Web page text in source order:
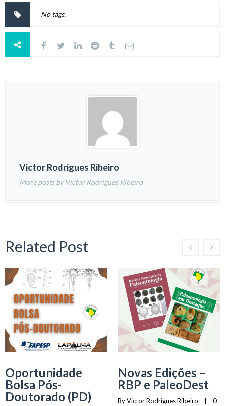
No tags.
Victor Rodrigues Ribeiro
More posts by Victor Rodrigues Ribeiro
Related Post
Oportunidade
Bolsa Pós-
Doutorado (PD)
Novas Edições –
RBP e PaleoDest
By Victor Rodrigues Ribeiro
0